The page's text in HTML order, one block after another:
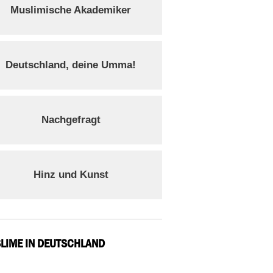
Muslimische Akademiker
Deutschland, deine Umma!
Nachgefragt
Hinz und Kunst
IN DEUTSCHLAND